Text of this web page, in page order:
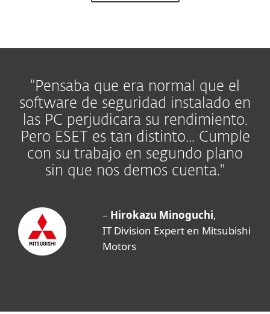
"Pensaba que era normal que el
software de seguridad instalado en
las PC perjudicara su rendimiento.
Pero ESET es tan distinto... Cumple
con su trabajo en segundo plano
sin que nos demos cuenta."
– Hirokazu Minoguchi,
IT Division Expert en Mitsubishi
Motors